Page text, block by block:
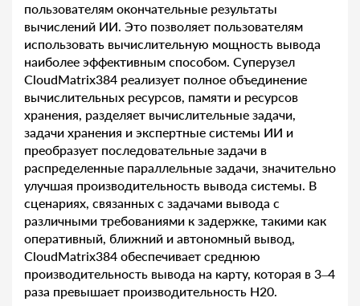
пользователям окончательные результаты
вычислений ИИ. Это позволяет пользователям
использовать вычислительную мощность вывода
наиболее эффективным способом. Суперузел
CloudMatrix384 реализует полное объединение
вычислительных ресурсов, памяти и ресурсов
хранения, разделяет вычислительные задачи,
задачи хранения и экспертные системы ИИ и
преобразует последовательные задачи в
распределенные параллельные задачи, значительно
улучшая производительность вывода системы. В
сценариях, связанных с задачами вывода с
различными требованиями к задержке, такими как
оперативный, ближний и автономный вывод,
CloudMatrix384 обеспечивает среднюю
производительность вывода на карту, которая в 3–4
раза превышает производительность H20.